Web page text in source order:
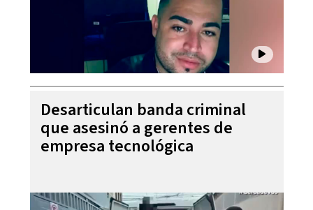
Desarticulan banda criminal
que asesinó a gerentes de
empresa tecnológica